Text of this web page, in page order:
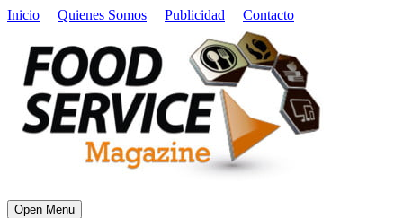
Inicio Quienes Somos Publicidad Contacto
Open Menu